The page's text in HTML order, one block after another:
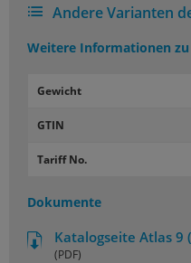
Andere Varianten
Weitere Informationen zu
Gewicht
GTIN
Tariff No.
Dokumente
Katalogseite Atlas 9
(PDF)